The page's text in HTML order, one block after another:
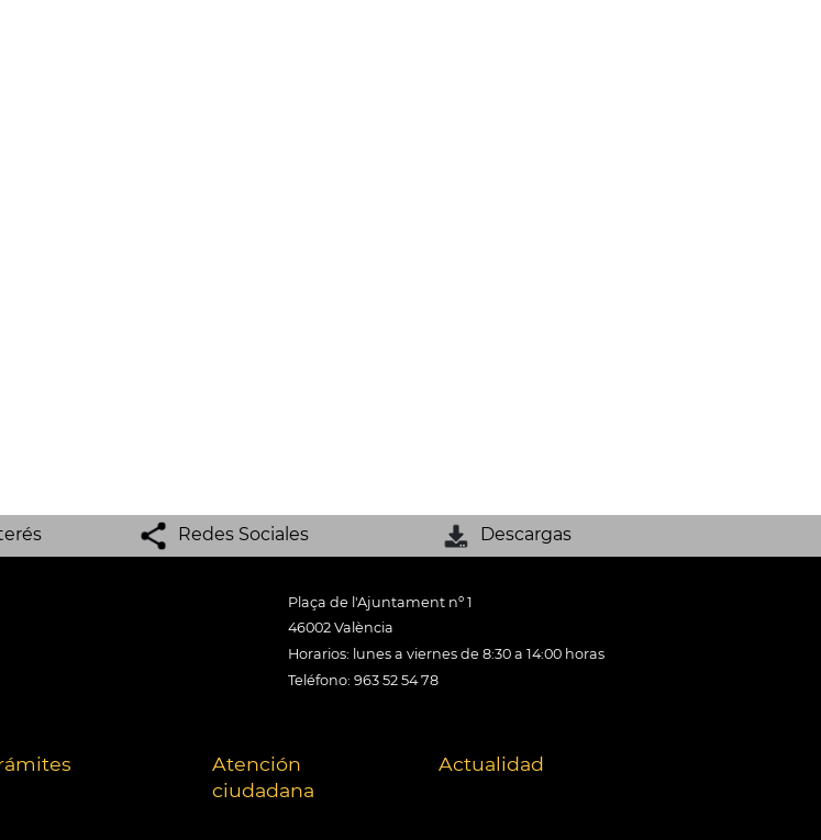
Redes Sociales Descargas
Plaça de l'Ajuntament nº 1
46002 València
Horarios: lunes a viernes de 8:30 a 14:00 horas
Teléfono: 963 52 54 78
Atención
ciudadana
Actualidad